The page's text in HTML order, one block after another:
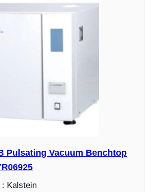
Pulsating Vacuum Benchtop
: Kalstein